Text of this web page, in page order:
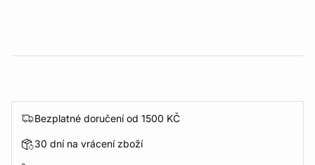
Bezplatné doručení od 1500 KČ
30 dní na vrácení zboží